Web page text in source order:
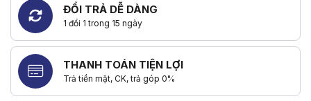
ĐỔI TRẢ DỄ DÀNG
1 đổi 1 trong 15 ngày
THANH TOÁN TIỆN LỢI
Trả tiền mặt, CK, trả góp 0%